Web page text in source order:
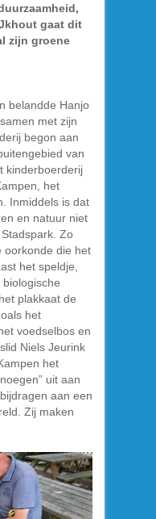
gaat dit
zijn groene
belandde Hanjo
met zijn
begon aan
van
kinderboerderij
het
Inmiddels is dat
en natuur niet
Zo
oorkonde die het
het speldje,
plakkaat de
het
voedselbos en
Niels Jeurink
het
uit aan
aan een
Zij maken